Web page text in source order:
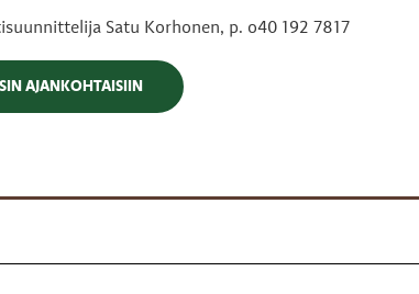
Satu Korhonen, p. o40 192 7817
AJANKOHTAISIIN